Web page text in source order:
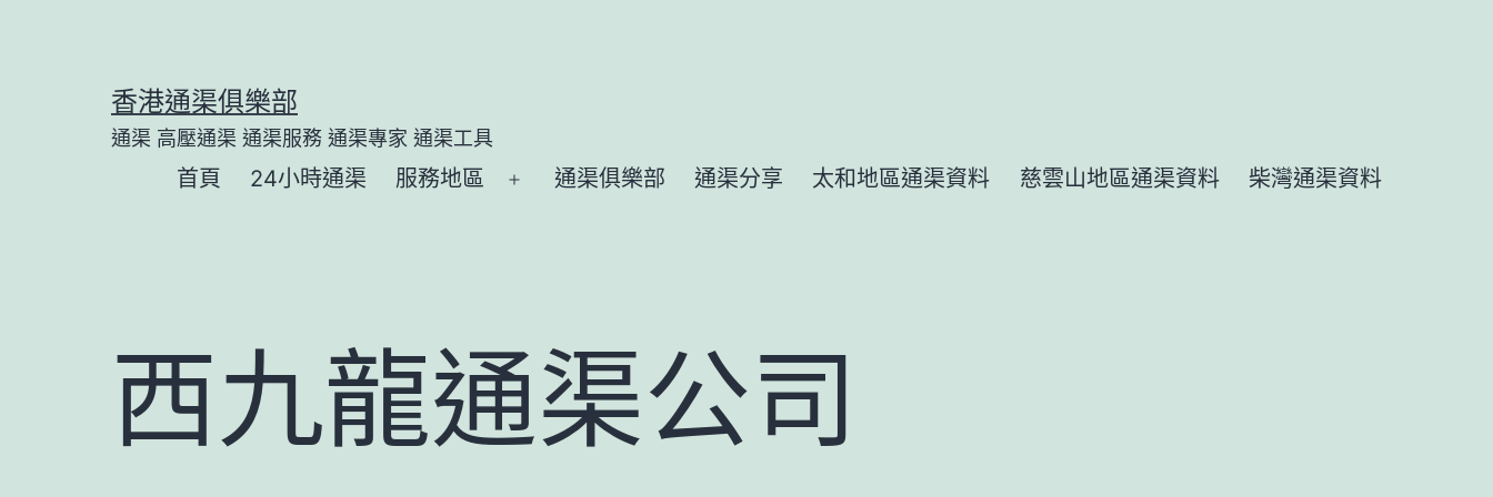
香港通渠俱樂部
通渠 高壓通渠 通渠服務 通渠專家 通渠工具
首頁 24小時通渠 服務地區
Open通渠俱樂部 通渠分享 太和地區通渠資料 慈雲山地區通渠資料 柴灣通渠資料
西九龍通渠公司